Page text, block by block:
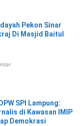
Pekon Sinar
Di Masjid Baitul
SPI Lampung:
di Kawasan IMIP
Demokrasi